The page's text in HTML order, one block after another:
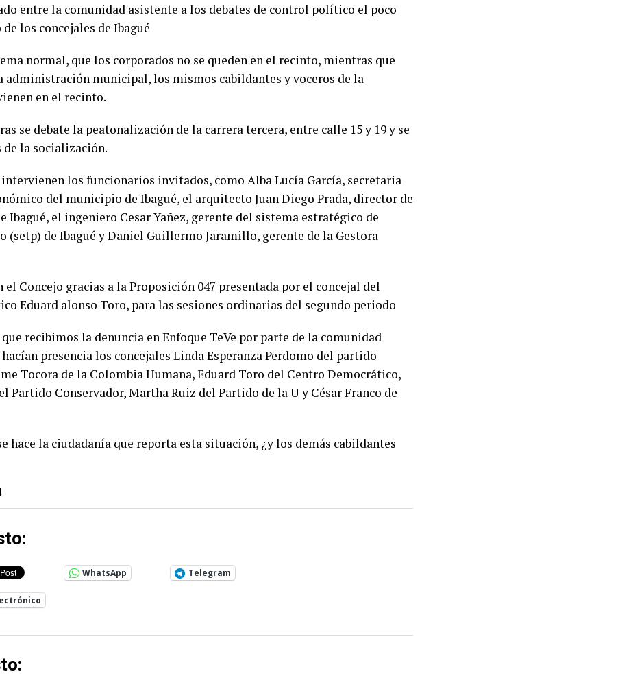
entre la comunidad asistente a los debates de control político el poco
los concejales de Ibagué
normal, que los corporados no se queden en el recinto, mientras que
administración municipal, los mismos cabildantes y voceros de la
en el recinto.
se debate la peatonalización de la carrera tercera, entre calle 15 y 19 y se
la socialización.
intervienen los funcionarios invitados, como Alba Lucía García, secretaria
del municipio de Ibagué, el arquitecto Juan Diego Prada, director de
Ibagué, el ingeniero Cesar Yañez, gerente del sistema estratégico de
(setp) de Ibagué y Daniel Guillermo Jaramillo, gerente de la Gestora
el Concejo gracias a la Proposición 047 presentada por el concejal del
Eduard alonso Toro, para las sesiones ordinarias del segundo periodo
recibimos la denuncia en Enfoque TeVe por parte de la comunidad
presencia los concejales Linda Esperanza Perdomo del partido
Tocora de la Colombia Humana, Eduard Toro del Centro Democrático,
Partido Conservador, Martha Ruiz del Partido de la U y César Franco de
hace la ciudadanía que reporta esta situación, ¿y los demás cabildantes
WhatsApp Telegram